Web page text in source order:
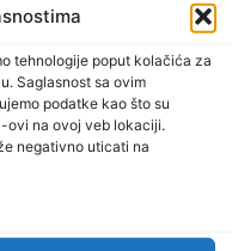
tehnologije poput kolačića za
Saglasnost sa ovim
podatke kao što su
ovi na ovoj veb lokaciji.
negativno uticati na